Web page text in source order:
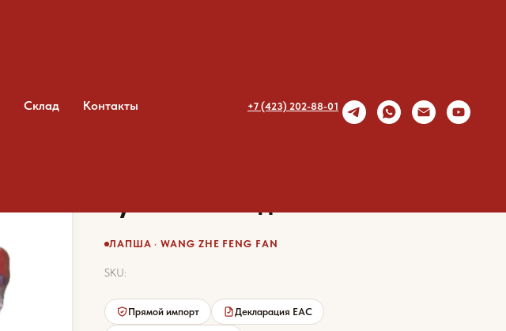
Склад Контакты +7 (423) 202-88-01
ЛАПША · WANG ZHE FENG FAN
SKU:
Прямой импорт Декларация EAC